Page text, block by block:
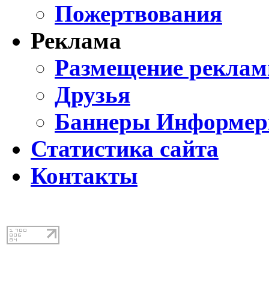
Пожертвования
Реклама
Размещение
Друзья
Баннеры
Статистика сайта
Контакты